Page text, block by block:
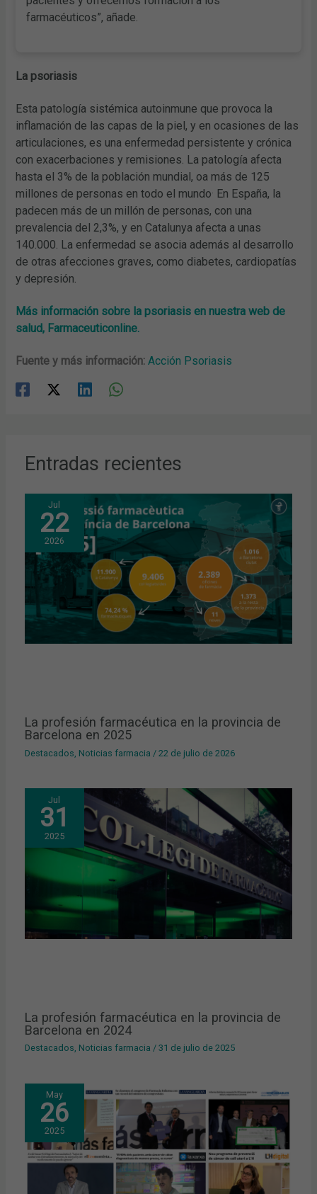
farmacéuticos”, añade.
La psoriasis
Esta patología sistémica autoinmune que provoca la
inflamación de las capas de la piel, y en ocasiones de las
articulaciones, es una enfermedad persistente y crónica
con exacerbaciones y remisiones. La patología afecta
hasta el 3% de la población mundial, oa más de 125
millones de personas en todo el mundo. En España, la
padecen más de un millón de personas, con una
prevalencia del 2,3%, y en Catalunya afecta a unas
140.000. La enfermedad se asocia además al desarrollo
de otras afecciones graves, como diabetes, cardiopatías
y depresión.
Más información sobre la psoriasis en nuestra web de
salud, Farmaceuticonline.
Fuente y más información: Acción Psoriasis
Entradas recientes
Jul
22
2026
La profesión farmacéutica en la provincia de
Barcelona en 2025
Destacados Noticias farmacia /22 de julio de 2026
Jul
31
2025
La profesión farmacéutica en la provincia de
Barcelona en 2024
Destacados, Noticias farmacia /31 de julio de 2025
May
26
2025